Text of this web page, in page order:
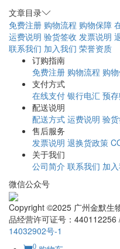
文章目录
免费注册 购物流程 购物保障
运费说明 验货签收 发票说明
联系我们 加入我们 荣誉资质
订购指南
免费注册 购物流程 购
支付方式
在线支付 银行电汇 预
配送说明
配送方式 运费说明 验
售后服务
发票说明 退换货政策
关于我们
公司简介 联系我们 加
微信公众号
Copyright ©2025 广州金默生
品经营许可证号：440112256
14032902号-1
0